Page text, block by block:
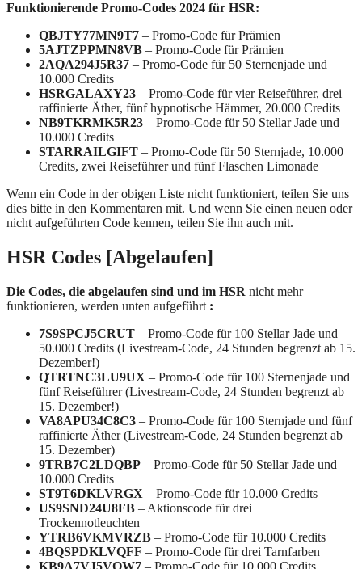
Funktionierende Promo-Codes 2024 für HSR:
QBJTY77MN9T7 – Promo-Code für Prämien
5AJTZPPMN8VB – Promo-Code für Prämien
2AQA294J5R37 – Promo-Code für 50 Sternenjade und
10.000 Credits
HSRGALAXY23 – Promo-Code für vier Reiseführer, drei
raffinierte Äther, fünf hypnotische Hämmer, 20.000 Credits
NB9TKRMK5R23 – Promo-Code für 50 Stellar Jade und
10.000 Credits
STARRAILGIFT – Promo-Code für 50 Sternjade, 10.000
Credits, zwei Reiseführer und fünf Flaschen Limonade
Wenn ein Code in der obigen Liste nicht funktioniert, teilen Sie uns
dies bitte in den Kommentaren mit. Und wenn Sie einen neuen oder
nicht aufgeführten Code kennen, teilen Sie ihn auch mit.
HSR Codes [Abgelaufen]
Die Codes, die abgelaufen sind und im HSR nicht mehr
funktionieren, werden unten aufgeführt :
7S9SPCJ5CRUT – Promo-Code für 100 Stellar Jade und
50.000 Credits (Livestream-Code, 24 Stunden begrenzt ab 15.
Dezember!)
QTRTNC3LU9UX – Promo-Code für 100 Sternenjade und
fünf Reiseführer (Livestream-Code, 24 Stunden begrenzt ab
15. Dezember!)
VA8APU34C8C3 – Promo-Code für 100 Sternjade und fünf
raffinierte Äther (Livestream-Code, 24 Stunden begrenzt ab
15. Dezember)
9TRB7C2LDQBP – Promo-Code für 50 Stellar Jade und
10.000 Credits
ST9T6DKLVRGX – Promo-Code für 10.000 Credits
US9SND24U8FB – Aktionscode für drei
Trockennotleuchten
YTRB6VKMVRZB – Promo-Code für 10.000 Credits
4BQSPDKLVQFF – Promo-Code für drei Tarnfarben